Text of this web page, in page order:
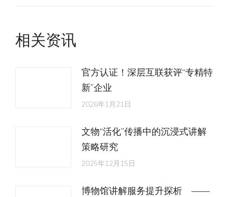
相关资讯
官方认证！深层互联获评“专精特
新”企业
2026年1月21日
文物“活化”传播中的沉浸式讲解
策略研究
2025年12月15日
博物馆讲解服务提升探析 ——